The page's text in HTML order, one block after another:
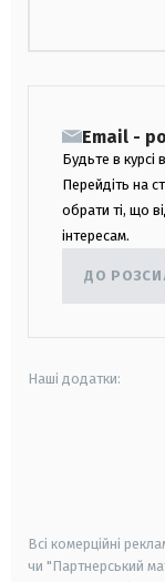
Email -
Будьте в курсі
Перейдіть на
обрати ті, що
інтересам.
ДО
Наші додатки:
Всі комерційні
чи "Партнерський